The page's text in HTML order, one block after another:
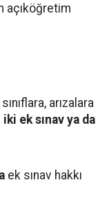
açıköğretim
arızalara
iki ek sınav ya da
ek sınav hakkı